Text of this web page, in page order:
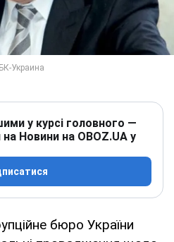
у курсі головного —
на Новини на OBOZ.UA у
бюро України